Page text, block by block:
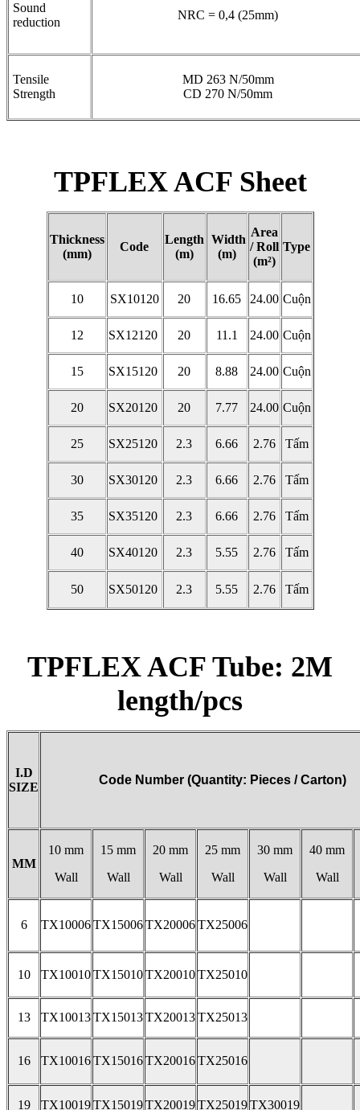
Sound
reduction
NRC = 0,4 (25mm)
Tensile
Strength
MD 263 N/50mm
CD 270 N/50mm
TPFLEX ACF Sheet
Thickness
(mm)
Code
Length
(m)
Width
(m)
Area
/ Roll
(m²)
Type
10 SX10120 20 16.65 24.00 Cuộn
12 SX12120 20 11.1 24.00 Cuộn
15 SX15120 20 8.88 24.00 Cuộn
20 SX20120 20 7.77 24.00 Cuộn
25 SX25120 2.3 6.66 2.76 Tấm
30 SX30120 2.3 6.66 2.76 Tấm
35 SX35120 2.3 6.66 2.76 Tấm
40 SX40120 2.3 5.55 2.76 Tấm
50 SX50120 2.3 5.55 2.76 Tấm
TPFLEX ACF Tube: 2M
length/pcs
I.D
SIZE
Code Number (Quantity: Pieces / Carton)
MM
10 mm
Wall
15 mm
Wall
20 mm
Wall
25 mm
Wall
30 mm
Wall
40 mm
Wall
6 TX10006TX15006TX20006TX25006
10 TX10010TX15010TX20010TX25010
13 TX10013TX15013TX20013TX25013
16 TX10016TX15016TX20016TX25016
19 TX10019TX15019TX20019TX25019TX30019